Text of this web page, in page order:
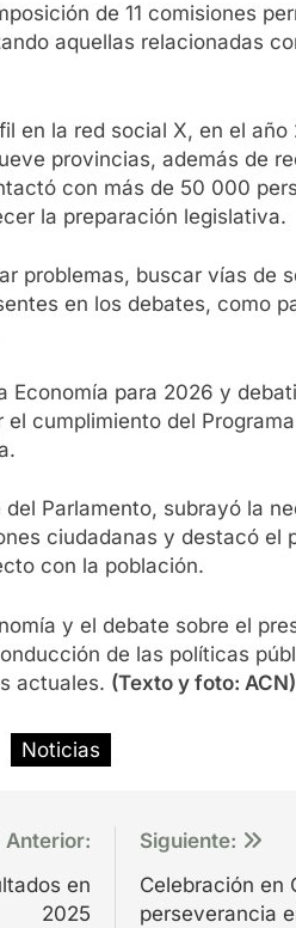
de 11 comisiones
aquellas relacionadas
en la red social X, en el
provincias, además de
con más de 50 000
la preparación legislativa.
problemas, buscar vías de
en los debates, como
Economía para 2026 y
cumplimiento del
Parlamento, subrayó la
ciudadanas y destacó el
con la población.
y el debate sobre el
de las políticas
actuales. (Texto y foto: ACN)
Noticias
Anterior:
en
2025
Siguiente:
Celebración en
perseverancia